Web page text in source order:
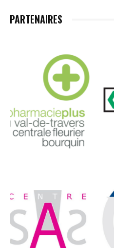
PARTENAIRES